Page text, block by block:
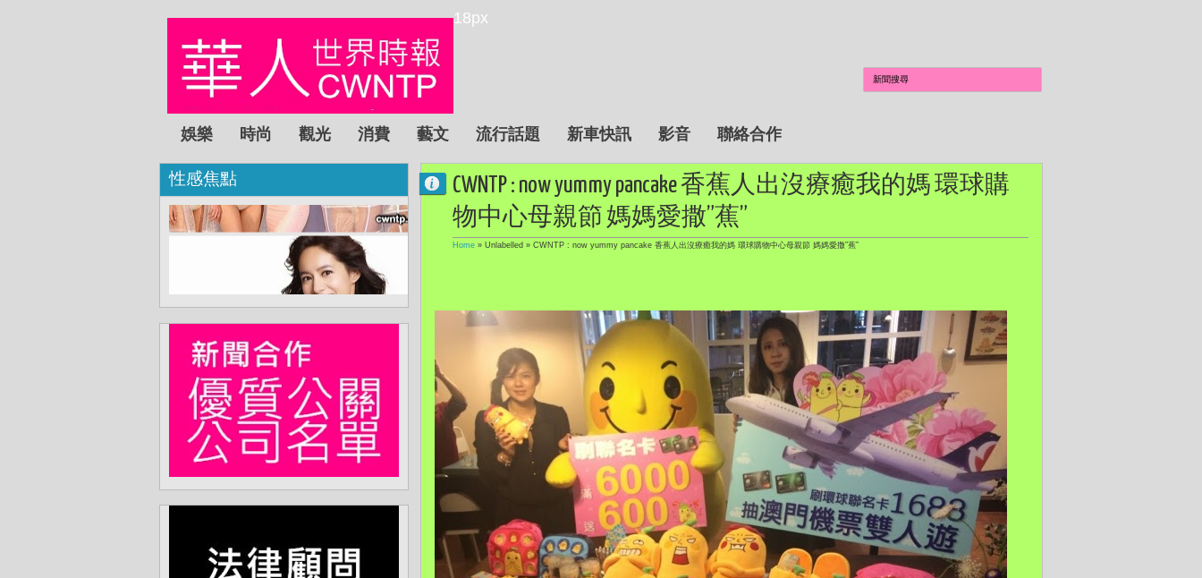
18px
娛樂 時尚 觀光 消費 藝文 流行話題 新車快訊 影音 聯絡合作
CWNTP : now yummy pancake 香蕉人出沒療癒我的媽 環球購
物中心母親節 媽媽愛撒”蕉”
Home » Unlabelled » CWNTP : now yummy pancake 香蕉人出沒療癒我的媽 環球購物中心母親節 媽媽愛撒”蕉”
性感焦點